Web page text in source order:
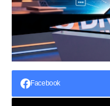
Facebook